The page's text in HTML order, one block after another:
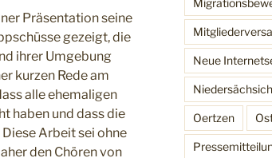
Präsentation seine
gezeigt, die
ihrer Umgebung
kurzen Rede am
alle ehemaligen
haben und dass die
Arbeit sei ohne
den Chören von
Neue
Oertzen